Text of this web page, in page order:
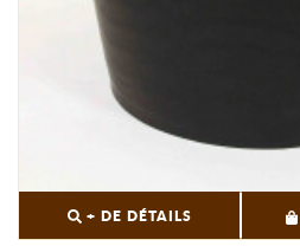
+ DE DÉTAILS